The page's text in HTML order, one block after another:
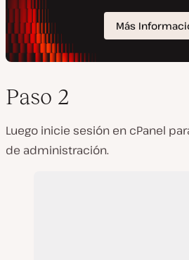
Paso 2
Luego inicie sesión en cPanel
de administración.